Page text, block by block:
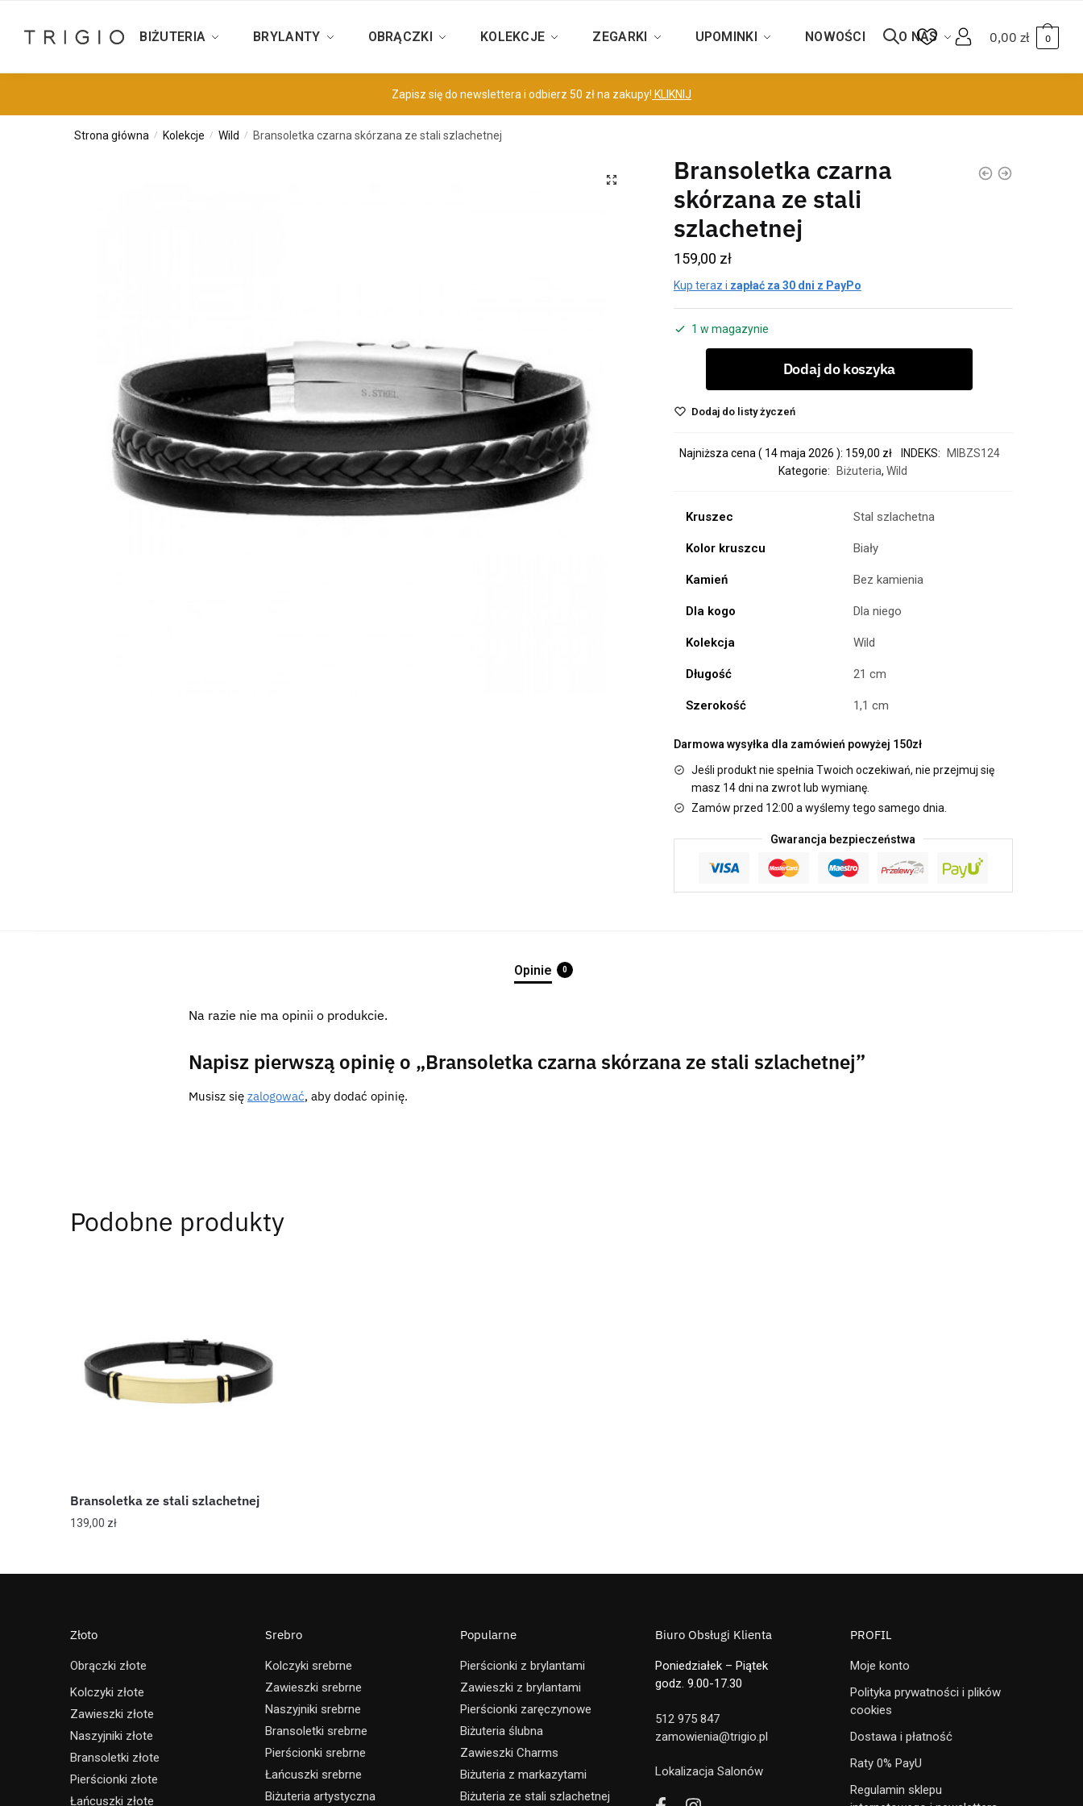
BIŻUTERIA BRYLANTY OBRĄCZKI KOLEKCJE ZEGARKI UPOMINKI NOWOŚCI O NAS 0,00 zł 0
Zapisz się do newslettera i odbierz 50 zł na zakupy! KLIKNIJ
Strona główna / Kolekcje / Wild / Bransoletka czarna skórzana ze stali szlachetnej
Bransoletka czarna
skórzana ze stali
szlachetnej
159,00 zł
Kup teraz i zapłać za 30 dni z PayPo
1 w magazynie
Dodaj do koszyka
Dodaj do listy życzeń
Najniższa cena ( 14 maja 2026 ): 159,00 zł INDEKS:
MIBZS124
Kategorie:
Biżuteria,Wild
Kruszec Stal szlachetna
Kolor kruszcu Biały
Kamień Bez kamienia
Dla kogo Dla niego
Kolekcja Wild
Długość 21 cm
Szerokość 1,1 cm
Darmowa wysyłka dla zamówień powyżej 150zł
Jeśli produkt nie spełnia Twoich oczekiwań, nie przejmuj się
masz 14 dni na zwrot lub wymianę.
Zamów przed 12:00 a wyślemy tego samego dnia.
Gwarancja bezpieczeństwa
Opinie 0
Na razie nie ma opinii o produkcie.
Napisz pierwszą opinię o „Bransoletka czarna skórzana ze stali szlachetnej”
Musisz się zalogować, aby dodać opinię.
Podobne produkty
Bransoletka ze stali szlachetnej
139,00 zł
Złoto
Obrączki złote
Kolczyki złote
Zawieszki złote
Naszyjniki złote
Bransoletki złote
Pierścionki złote
Łańcuszki złote
Srebro
Kolczyki srebrne
Zawieszki srebrne
Naszyjniki srebrne
Bransoletki srebrne
Pierścionki srebrne
Łańcuszki srebrne
Biżuteria artystyczna
Popularne
Pierścionki z brylantami
Zawieszki z brylantami
Pierścionki zaręczynowe
Biżuteria ślubna
Zawieszki Charms
Biżuteria z markazytami
Biżuteria ze stali szlachetnej
Biuro Obsługi Klienta
Poniedziałek – Piątek
godz. 9.00-17.30
512 975 847
zamowienia@trigio.pl
Lokalizacja Salonów
PROFIL
Moje konto
Polityka prywatności i plików
cookies
Dostawa i płatność
Raty 0% PayU
Regulamin sklepu